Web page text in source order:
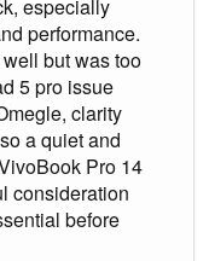
especially
performance.
but was too
5 pro issue
clarity
a quiet and
Pro 14
consideration
before